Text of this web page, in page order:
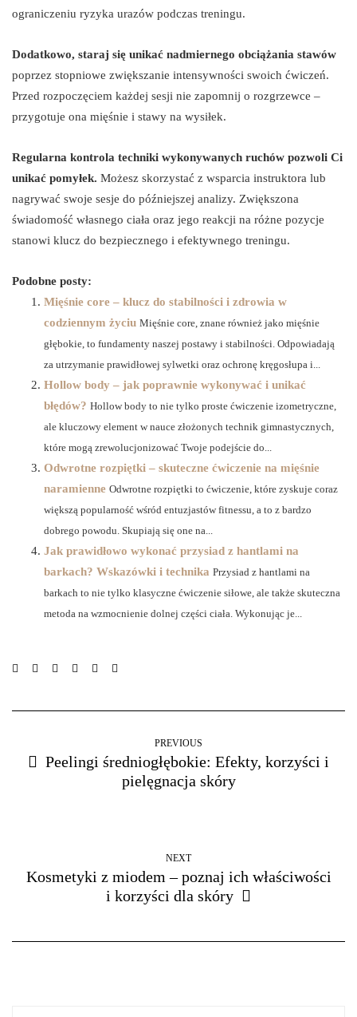
ograniczeniu ryzyka urazów podczas treningu.
Dodatkowo, staraj się unikać nadmiernego obciążania stawów
poprzez stopniowe zwiększanie intensywności swoich ćwiczeń.
Przed rozpoczęciem każdej sesji nie zapomnij o rozgrzewce –
przygotuje ona mięśnie i stawy na wysiłek.
Regularna kontrola techniki wykonywanych ruchów pozwoli Ci
unikać pomyłek. Możesz skorzystać z wsparcia instruktora lub
nagrywać swoje sesje do późniejszej analizy. Zwiększona
świadomość własnego ciała oraz jego reakcji na różne pozycje
stanowi klucz do bezpiecznego i efektywnego treningu.
Podobne posty:
Mięśnie core – klucz do stabilności i zdrowia w
codziennym życiu Mięśnie core, znane również jako mięśnie
głębokie, to fundamenty naszej postawy i stabilności. Odpowiadają
za utrzymanie prawidłowej sylwetki oraz ochronę kręgosłupa i...
Hollow body – jak poprawnie wykonywać i unikać
błędów? Hollow body to nie tylko proste ćwiczenie izometryczne,
ale kluczowy element w nauce złożonych technik gimnastycznych,
które mogą zrewolucjonizować Twoje podejście do...
Odwrotne rozpiętki – skuteczne ćwiczenie na mięśnie
naramienne Odwrotne rozpiętki to ćwiczenie, które zyskuje coraz
większą popularność wśród entuzjastów fitnessu, a to z bardzo
dobrego powodu. Skupiają się one na...
Jak prawidłowo wykonać przysiad z hantlami na
barkach? Wskazówki i technika Przysiad z hantlami na
barkach to nie tylko klasyczne ćwiczenie siłowe, ale także skuteczna
metoda na wzmocnienie dolnej części ciała. Wykonując je...
PREVIOUS
Peelingi średniogłębokie: Efekty, korzyści i
pielęgnacja skóry
NEXT
Kosmetyki z miodem – poznaj ich właściwości
i korzyści dla skóry